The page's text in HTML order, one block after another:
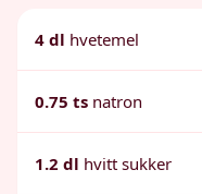
4 dl hvetemel
0.75 ts natron
1.2 dl hvitt sukker